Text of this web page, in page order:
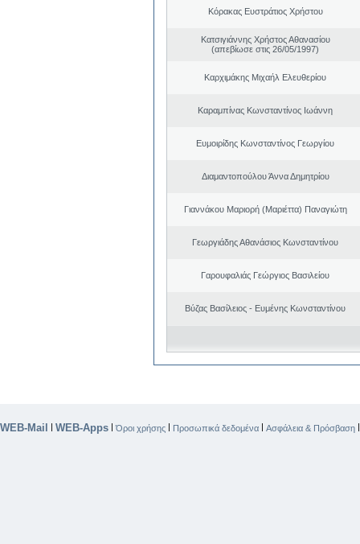
Κόρακας Ευστράτιος Χρήστου
Κατσιγιάννης Χρήστος Αθανασίου
(απεβίωσε στις 26/05/1997)
Καρχιμάκης Μιχαήλ Ελευθερίου
Καραμπίνας Κωνσταντίνος Ιωάννη
Ευμοιρίδης Κωνσταντίνος Γεωργίου
Διαμαντοπούλου Άννα Δημητρίου
Γιαννάκου Μαριορή (Μαριέττα) Παναγιώτη
Γεωργιάδης Αθανάσιος Κωνσταντίνου
Γαρουφαλιάς Γεώργιος Βασιλείου
Βύζας Βασίλειος - Ευμένης Κωνσταντίνου
WEB-Mail | WEB-Apps |Όροι χρήσης | Προσωπικά δεδομένα | Ασφάλεια & Πρόσβαση